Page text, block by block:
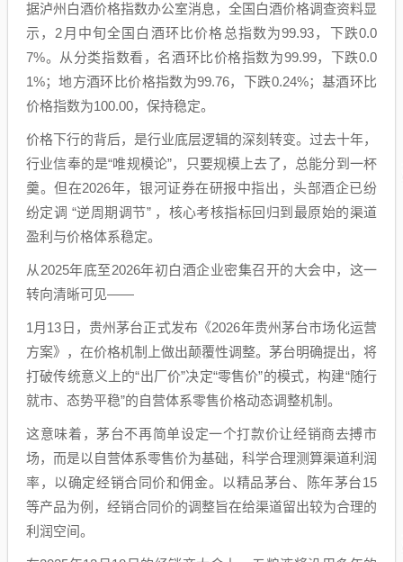
据泸州白酒价格指数办公室消息，全国白酒价格调查资料显
示，2月中旬全国白酒环比价格总指数为99.93，下跌0.0
7%。从分类指数看，名酒环比价格指数为99.99，下跌0.0
1%；地方酒环比价格指数为99.76，下跌0.24%；基酒环比
价格指数为100.00，保持稳定。
价格下行的背后，是行业底层逻辑的深刻转变。过去十年，
行业信奉的是“唯规模论”，只要规模上去了，总能分到一杯
羹。但在2026年，银河证券在研报中指出，头部酒企已纷
纷定调 “逆周期调节” ，核心考核指标回归到最原始的渠道
盈利与价格体系稳定。
从2025年底至2026年初白酒企业密集召开的大会中，这一
转向清晰可见——
1月13日，贵州茅台正式发布《2026年贵州茅台市场化运营
方案》，在价格机制上做出颠覆性调整。茅台明确提出，将
打破传统意义上的“出厂价”决定“零售价”的模式，构建“随行
就市、态势平稳”的自营体系零售价格动态调整机制。
这意味着，茅台不再简单设定一个打款价让经销商去搏市
场，而是以自营体系零售价为基础，科学合理测算渠道利润
率，以确定经销合同价和佣金。以精品茅台、陈年茅台15
等产品为例，经销合同价的调整旨在给渠道留出较为合理的
利润空间。